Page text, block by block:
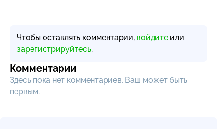
Чтобы оставлять комментарии, войдите или
зарегистрируйтесь.
Комментарии
Здесь пока нет комментариев, Ваш может быть
первым.